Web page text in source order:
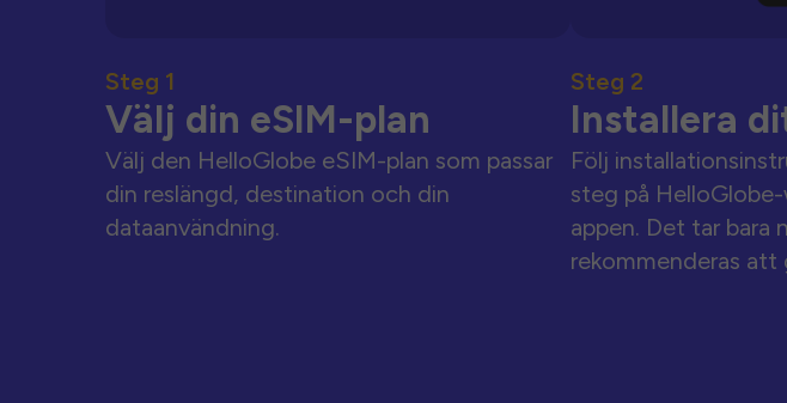
Steg 1
Välj din eSIM-plan
Välj den HelloGlobe eSIM-plan som passar
din reslängd, destination och din
dataanvändning.
Steg 2
Installera
Följ
steg på
appen. Det tar bara
rekommenderas att